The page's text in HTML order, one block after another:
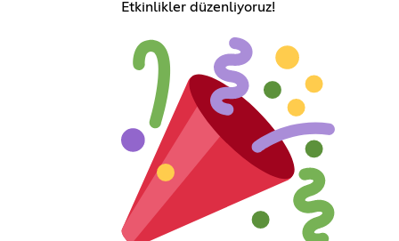
Etkinlikler düzenliyoruz!